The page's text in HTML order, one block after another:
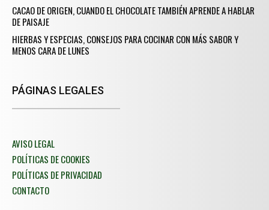
CACAO DE ORIGEN, CUANDO EL CHOCOLATE TAMBIÉN APRENDE A HABLAR
DE PAISAJE
HIERBAS Y ESPECIAS, CONSEJOS PARA COCINAR CON MÁS SABOR Y
MENOS CARA DE LUNES
PÁGINAS LEGALES
AVISO LEGAL
POLÍTICAS DE COOKIES
POLÍTICAS DE PRIVACIDAD
CONTACTO